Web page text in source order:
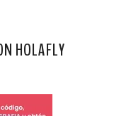
HOLAFLY